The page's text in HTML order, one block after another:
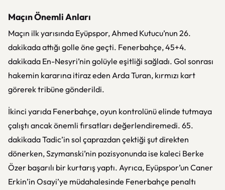
Maçın Önemli Anları
Maçın ilk yarısında Eyüpspor, Ahmed Kutucu’nun 26.
dakikada attığı golle öne geçti. Fenerbahçe, 45+4.
dakikada En-Nesyri’nin golüyle eşitliği sağladı. Gol sonrası
hakemin kararına itiraz eden Arda Turan, kırmızı kart
görerek tribüne gönderildi.
İkinci yarıda Fenerbahçe, oyun kontrolünü elinde tutmaya
çalıştı ancak önemli fırsatları değerlendiremedi. 65.
dakikada Tadic’in sol çaprazdan çektiği şut direkten
dönerken, Szymanski’nin pozisyonunda ise kaleci Berke
Özer başarılı bir kurtarış yaptı. Ayrıca, Eyüpspor’un Caner
Erkin’in Osayi’ye müdahalesinde Fenerbahçe penaltı